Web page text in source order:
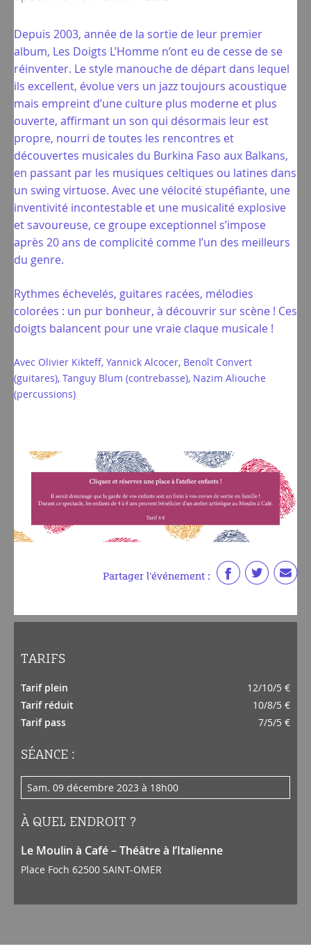
Depuis 2003, année de la sortie de leur premier
album, Les Doigts L’Homme n’ont eu de cesse de se
réinventer. Le style manouche de départ dans lequel
ils excellent, évolue vers un jazz toujours acoustique
mais empreint d’une culture plus moderne et plus
ouverte, affirmant un son qui désormais leur est
propre, nourri de toutes les rencontres et
découvertes musicales du Burkina Faso aux Balkans,
en passant par les musiques celtiques ou latines dans
un swing virtuose. Avec une vélocité stupéfiante, une
inventivité incontestable et une musicalité explosive
et savoureuse, ce groupe exceptionnel s’impose
après 20 ans de complicité comme l’un des meilleurs
du genre.
Rythmes échevelés, guitares racées, mélodies
colorées : un pur bonheur, à découvrir sur scène ! Ces
doigts balancent pour une vraie claque musicale !
Avec Olivier Kikteff, Yannick Alcocer, Benoît Convert
(guitares), Tanguy Blum (contrebasse), Nazim Aliouche
(percussions)
Partager l'événement :
TARIFS
Tarif plein
12/10/5 €
Tarif réduit
10/8/5 €
Tarif pass
7/5/5 €
SÉANCE :
sam. 09 décembre 2023 à 18h00
À QUEL ENDROIT ?
Le Moulin à Café – Théâtre à l’Italienne
Place Foch 62500 SAINT-OMER